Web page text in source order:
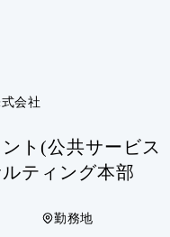
会社
ト(公共サービス
ティング本部
勤務地